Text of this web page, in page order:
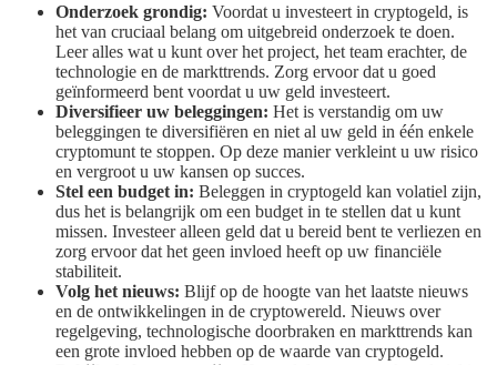
Onderzoek grondig: Voordat u investeert in cryptogeld, is
het van cruciaal belang om uitgebreid onderzoek te doen.
Leer alles wat u kunt over het project, het team erachter, de
technologie en de markttrends. Zorg ervoor dat u goed
geïnformeerd bent voordat u uw geld investeert.
Diversifieer uw beleggingen: Het is verstandig om uw
beleggingen te diversifiëren en niet al uw geld in één enkele
cryptomunt te stoppen. Op deze manier verkleint u uw risico
en vergroot u uw kansen op succes.
Stel een budget in: Beleggen in cryptogeld kan volatiel zijn,
dus het is belangrijk om een budget in te stellen dat u kunt
missen. Investeer alleen geld dat u bereid bent te verliezen en
zorg ervoor dat het geen invloed heeft op uw financiële
stabiliteit.
Volg het nieuws: Blijf op de hoogte van het laatste nieuws
en de ontwikkelingen in de cryptowereld. Nieuws over
regelgeving, technologische doorbraken en markttrends kan
een grote invloed hebben op de waarde van cryptogeld.